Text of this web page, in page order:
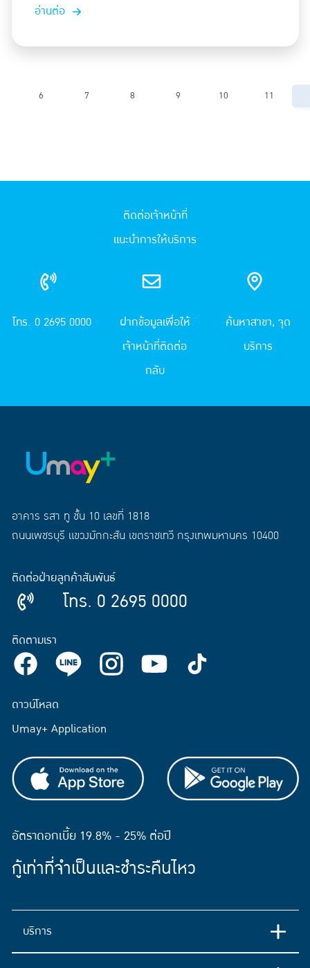
อ่านต่อ
6 7 8 9 10 11
ติดต่อเจ้าหน้าที่
แนะนำการให้บริการ
โทร. 0 2695 0000
ฝากข้อมูลเพื่อให้
เจ้าหน้าที่ติดต่อ
กลับ
ค้นหาสาขา, จุด
บริการ
อาคาร รสา ทู ชั้น 10 เลขที่ 1818
ถนนเพชรบุรี แขวงมักกะสัน เขตราชเทวี กรุงเทพมหานคร 10400
ติดต่อฝ่ายลูกค้าสัมพันธ์
โทร. 0 2695 0000
ติดตามเรา
ดาวน์โหลด
Umay+ Application
อัตราดอกเบี้ย 19.8% - 25% ต่อปี
กู้เท่าที่จำเป็นและชำระคืนไหว
บริการ